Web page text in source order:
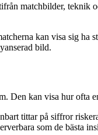
matchbilder,
kan visa sig
bild.
kan visa hur ofta
tittar på siffror
som de bästa